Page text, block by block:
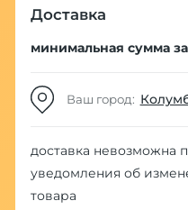
Доставка
минимальная сумма
Ваш город:
доставка невозможна
уведомления об
товара